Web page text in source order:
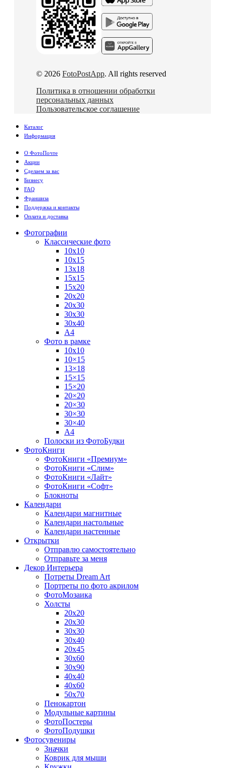
© 2026 FotoPostApp. All rights reserved
Политика в отношении обработки
персональных данных
Пользовательское соглашение
Каталог
Информация
О ФотоПочте
Акции
Сделаем за вас
Бизнесу
FAQ
Франшиза
Поддержка и контакты
Оплата и доставка
Фотографии
Классические фото
10х10
10х15
13х18
15х15
15х20
20х20
20х30
30х30
30х40
А4
Фото в рамке
10х10
10×15
13×18
15×15
15×20
20×20
20×30
30×30
30×40
A4
Полоски из ФотоБудки
ФотоКниги
ФотоКниги «Премиум»
ФотоКниги «Слим»
ФотоКниги «Лайт»
ФотоКниги «Софт»
Блокноты
Календари
Календари магнитные
Календари настольные
Календари настенные
Открытки
Отправлю самостоятельно
Отправьте за меня
Декор Интерьера
Потреты Dream Art
Портреты по фото акрилом
ФотоМозаика
Холсты
20х20
20х30
30х30
30х40
20х45
30х60
30х90
40х40
40х60
50х70
Пенокартон
Модульные картины
ФотоПостеры
ФотоПодушки
Фотоcувениры
Значки
Коврик для мыши